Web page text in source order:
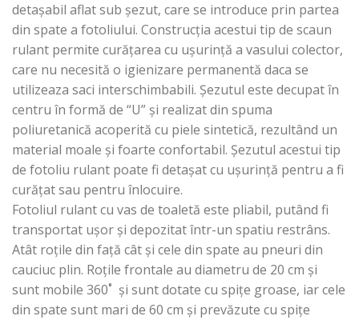
detașabil aflat sub șezut, care se introduce prin partea
din spate a fotoliului. Construcția acestui tip de scaun
rulant permite curățarea cu ușurință a vasului colector,
care nu necesită o igienizare permanentă daca se
utilizeaza saci interschimbabili. Șezutul este decupat în
centru în formă de “U” și realizat din spuma
poliuretanică acoperită cu piele sintetică, rezultând un
material moale și foarte confortabil. Șezutul acestui tip
de fotoliu rulant poate fi detașat cu ușurință pentru a fi
curățat sau pentru înlocuire.
Fotoliul rulant cu vas de toaletă este pliabil, putând fi
transportat ușor și depozitat într-un spatiu restrâns.
Atât roțile din față cât și cele din spate au pneuri din
cauciuc plin. Roțile frontale au diametru de 20 cm și
sunt mobile 360˚ și sunt dotate cu spițe groase, iar cele
din spate sunt mari de 60 cm și prevăzute cu spițe